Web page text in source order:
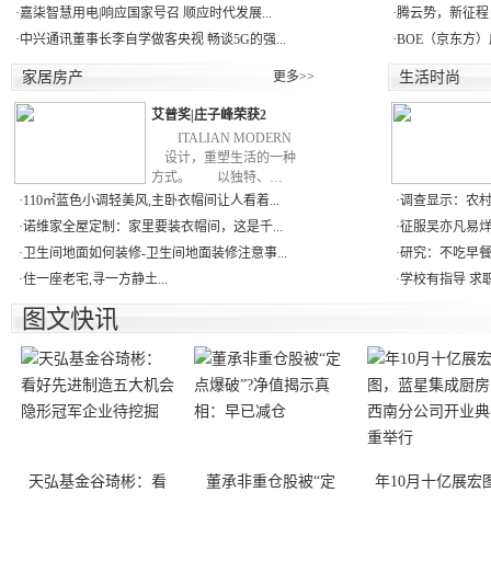
·嘉柒智慧用电|响应国家号召 顺应时代发展...
·中兴通讯董事长李自学做客央视 畅谈5G的强...
·腾云势，新征程
·BOE（京东方
家居房产 更多>>
艾普奖|庄子峰荣获2
ITALIAN MODERN
设计，重塑生活的一种
方式。 以独特、…
·110㎡蓝色小调轻美风,主卧衣帽间让人看着...
·诺维家全屋定制：家里要装衣帽间，这是千...
· 卫生间地面如何装修-卫生间地面装修注意事...
·住一座老宅,寻一方静土...
生活时尚
·调查显示：农
·征服吴亦凡易
·研究：不吃早
·学校有指导 求
图文快讯
天弘基金谷琦彬：看 董承非重仓股被“定 年10月十亿展宏